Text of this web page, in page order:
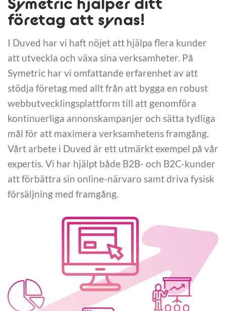
företag att synas!
I Duved har vi haft nöjet att hjälpa flera kunder
att utveckla och växa sina verksamheter. På
Symetric har vi omfattande erfarenhet av att
stödja företag med allt från att bygga en robust
webbutvecklingsplattform till att genomföra
kontinuerliga annonskampanjer och sätta tydliga
mål för att maximera verksamhetens framgång.
Vårt arbete i Duved är ett utmärkt exempel på vår
expertis. Vi har hjälpt både B2B- och B2C-kunder
att förbättra sin online-närvaro samt driva fysisk
försäljning med framgång.